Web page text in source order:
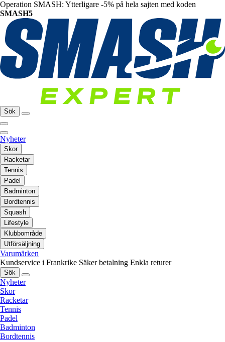
Operation SMASH: Ytterligare -5% på hela sajten med koden
SMASH5
Sök
Nyheter
Skor
Racketar
Tennis
Padel
Badminton
Bordtennis
Squash
Lifestyle
Klubbområde
Utförsäljning
Varumärken
Kundservice i Frankrike Säker betalning Enkla returer
Sök
Nyheter
Skor
Racketar
Tennis
Padel
Badminton
Bordtennis